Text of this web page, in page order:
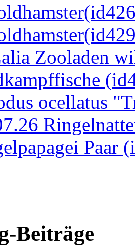
Zooladen
ocellatus
Paar
Beiträge